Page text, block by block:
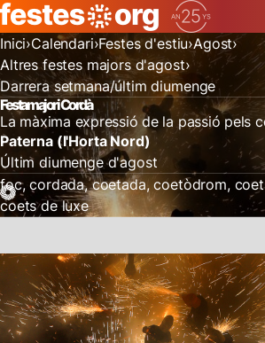
Inici Calendari Festes d'estiu Agost
Altres festes majors d'agost
Darrera setmana/últim diumenge
Festa major i Cordà
La màxima expressió de la passió pels
Paterna (l'Horta Nord)
Últim diumenge d'agost
foc cordada coetada coetòdrom
coets de luxe